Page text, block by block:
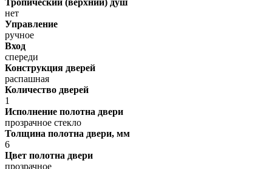
нет
Управление
ручное
Вход
спереди
Конструкция дверей
распашная
Количество дверей
1
Исполнение полотна двери
прозрачное стекло
Толщина полотна двери, мм
6
Цвет полотна двери
прозрачное